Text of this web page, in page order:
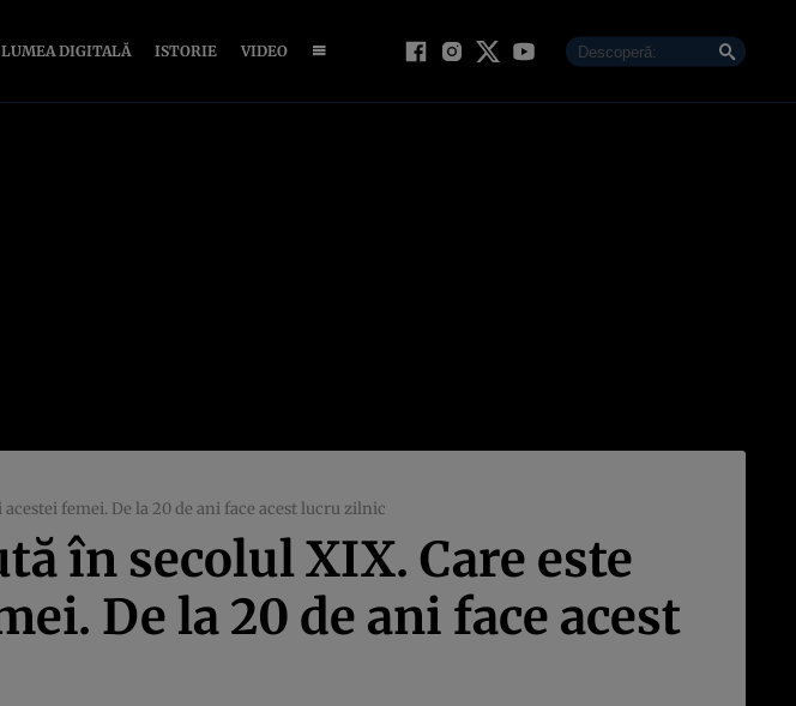
LUMEA DIGITALĂ ISTORIE VIDEO
femei. De la 20 de ani face acest lucru zilnic
în secolul XIX. Care este
De la 20 de ani face acest